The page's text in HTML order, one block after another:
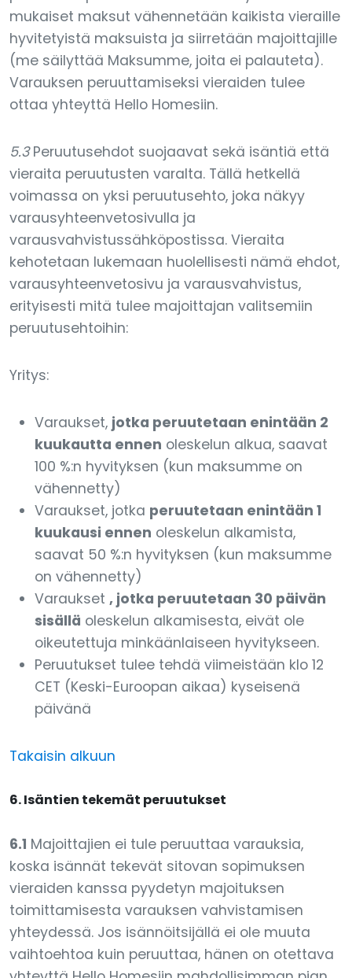
mukaiset maksut vähennetään kaikista vieraille
hyvitetyistä maksuista ja siirretään majoittajille
(me säilyttää Maksumme, joita ei palauteta).
Varauksen peruuttamiseksi vieraiden tulee
ottaa yhteyttä Hello Homesiin.
5.3Peruutusehdot suojaavat sekä isäntiä että
vieraita peruutusten varalta. Tällä hetkellä
voimassa on yksi peruutusehto, joka näkyy
varausyhteenvetosivulla ja
varausvahvistussähköpostissa. Vieraita
kehotetaan lukemaan huolellisesti nämä ehdot,
varausyhteenvetosivu ja varausvahvistus,
erityisesti mitä tulee majoittajan valitsemiin
peruutusehtoihin:
Yritys:
Varaukset, jotka peruutetaan enintään 2
kuukautta ennen oleskelun alkua, saavat
100 %:n hyvityksen (kun maksumme on
vähennetty)
Varaukset, jotka peruutetaan enintään 1
kuukausi ennen oleskelun alkamista,
saavat 50 %:n hyvityksen (kun maksumme
on vähennetty)
Varaukset , jotka peruutetaan 30 päivän
sisällä oleskelun alkamisesta, eivät ole
oikeutettuja minkäänlaiseen hyvitykseen.
Peruutukset tulee tehdä viimeistään klo 12
CET (Keski-Euroopan aikaa) kyseisenä
päivänä
Takaisin alkuun
6. Isäntien tekemät peruutukset
6.1 Majoittajien ei tule peruuttaa varauksia,
koska isännät tekevät sitovan sopimuksen
vieraiden kanssa pyydetyn majoituksen
toimittamisesta varauksen vahvistamisen
yhteydessä. Jos isännöitsijällä ei ole muuta
vaihtoehtoa kuin peruuttaa, hänen on otettava